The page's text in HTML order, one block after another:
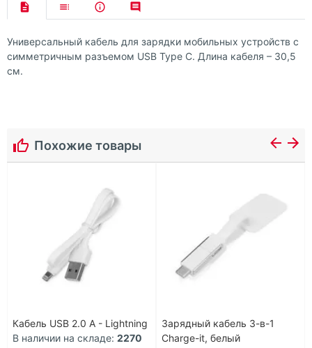
Универсальный кабель для зарядки мобильных устройств c
симметричным разъемом USB Type C. Длина кабеля – 30,5
см.
Похожие товары
Кабель USB 2.0 A - Lightning
В наличии на складе: 2270
Зарядный кабель 3-в-1
Charge-it, белый